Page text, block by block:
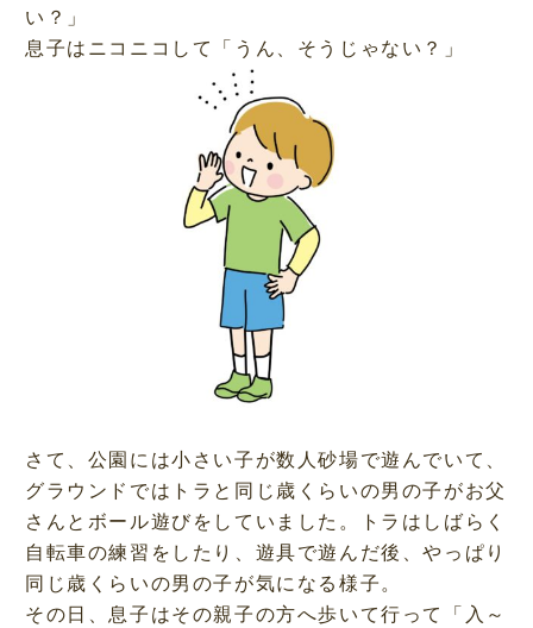
い？」
息子はニコニコして「うん、そうじゃない？」
さて、公園には小さい子が数人砂場で遊んでいて、
グラウンドではトラと同じ歳くらいの男の子がお父
さんとボール遊びをしていました。トラはしばらく
自転車の練習をしたり、遊具で遊んだ後、やっぱり
同じ歳くらいの男の子が気になる様子。
その日、息子はその親子の方へ歩いて行って「入～